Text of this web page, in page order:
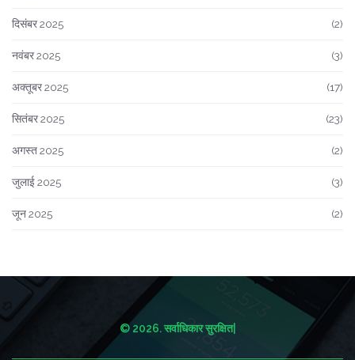
दिसंबर 2025 (2)
नवंबर 2025 (3)
अक्तूबर 2025 (17)
सितंबर 2025 (23)
अगस्त 2025 (2)
जुलाई 2025 (3)
जून 2025 (2)
© 2026. सर्वाधिकार सुरक्षित|